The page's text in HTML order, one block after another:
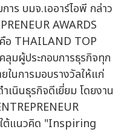
าร บมจ.เออาร์ไอพี กล่าว
AWARDS
อ THAILAND TOP
ลุมผู้ประกอบการธุรกิจทุก
ในการมอบรางวัลให้แก่
เนินธุรกิจดีเยี่ยม โดยงาน
ใต้แนวคิด "Inspiring